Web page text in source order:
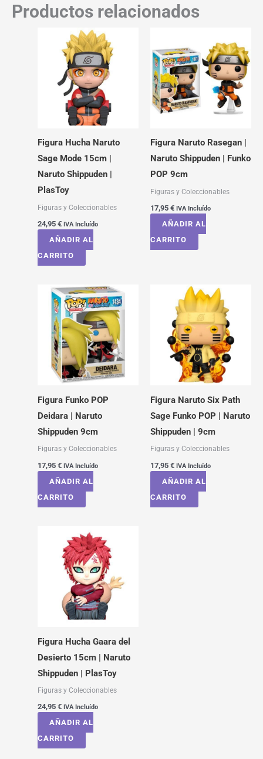
Productos relacionados
Figura Hucha Naruto
Sage Mode 15cm |
Naruto Shippuden |
PlasToy
Figuras y Coleccionables
24,95 € IVA Incluído
AÑADIR AL
CARRITO
Figura Naruto Rasegan |
Naruto Shippuden | Funko
POP 9cm
Figuras y Coleccionables
17,95 € IVA Incluído
AÑADIR AL
CARRITO
Figura Funko POP
Deidara | Naruto
Shippuden 9cm
Figuras y Coleccionables
17,95 € IVA Incluído
AÑADIR AL
CARRITO
Figura Naruto Six Path
Sage Funko POP | Naruto
Shippuden | 9cm
Figuras y Coleccionables
17,95 € IVA Incluído
AÑADIR AL
CARRITO
Figura Hucha Gaara del
Desierto 15cm | Naruto
Shippuden | PlasToy
Figuras y Coleccionables
24,95 € IVA Incluído
AÑADIR AL
CARRITO